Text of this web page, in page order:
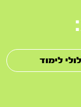
לימוד